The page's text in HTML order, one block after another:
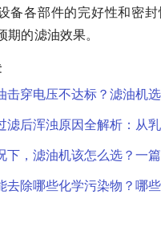
备各部件的完好性和密
期的滤油效果。
击穿电压不达标？滤油机
滤后浑浊原因全解析：从
下，滤油机该怎么选？一
去除哪些化学污染物？哪